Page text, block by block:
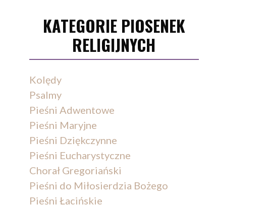
KATEGORIE PIOSENEK
RELIGIJNYCH
Kolędy
Psalmy
Pieśni Adwentowe
Pieśni Maryjne
Pieśni Dziękczynne
Pieśni Eucharystyczne
Chorał Gregoriański
Pieśni do Miłosierdzia Bożego
Pieśni Łacińskie